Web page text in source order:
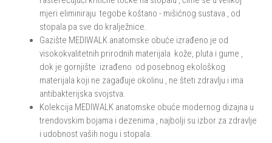
mjeri eliminiraju tegobe koštano - mišićnog sustava , od
stopala pa sve do kralježnice.
Gazište MEDIWALK anatomske obuće izrađeno je od
visokokvalitetnih prirodnih materijala kože, pluta i gume ,
dok je gornjište izrađeno od posebnog ekološkog
materijala koji ne zagađuje okolinu , ne šteti zdravlju i ima
antibakterijska svojstva.
Kolekcija MEDIWALK anatomske obuće modernog dizajna u
trendovskim bojama i dezenima , najbolji su izbor za zdravlje
i udobnost vaših nogu i stopala.